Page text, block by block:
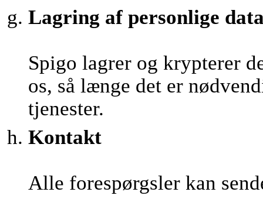
Lagring af personlige
Spigo lagrer og krypterer
os, så længe det er
tjenester.
Kontakt
Alle forespørgsler kan